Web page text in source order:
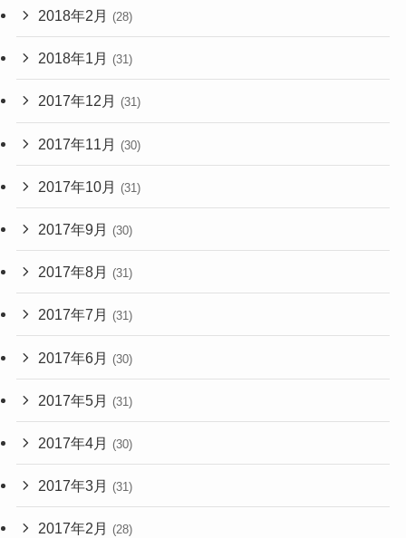
2018年2月 (28)
2018年1月 (31)
2017年12月 (31)
2017年11月 (30)
2017年10月 (31)
2017年9月 (30)
2017年8月 (31)
2017年7月 (31)
2017年6月 (30)
2017年5月 (31)
2017年4月 (30)
2017年3月 (31)
2017年2月 (28)